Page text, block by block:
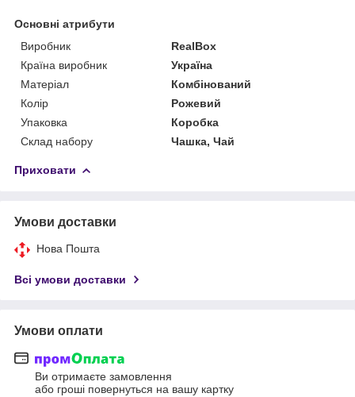
Основні атрибути
Виробник
RealBox
Країна виробник
Україна
Матеріал
Комбінований
Колір
Рожевий
Упаковка
Коробка
Склад набору
Чашка, Чай
Приховати
Умови доставки
Нова Пошта
Всі умови доставки
Умови оплати
Ви отримаєте замовлення
або гроші повернуться на вашу картку